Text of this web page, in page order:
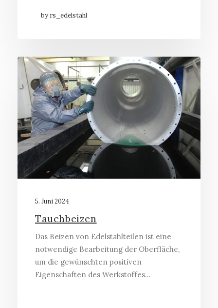
by rs_edelstahl
5. Juni 2024
Tauchbeizen
Das Beizen von Edelstahlteilen ist eine
notwendige Bearbeitung der Oberfläche,
um die gewünschten positiven
Eigenschaften des Werkstoffes…